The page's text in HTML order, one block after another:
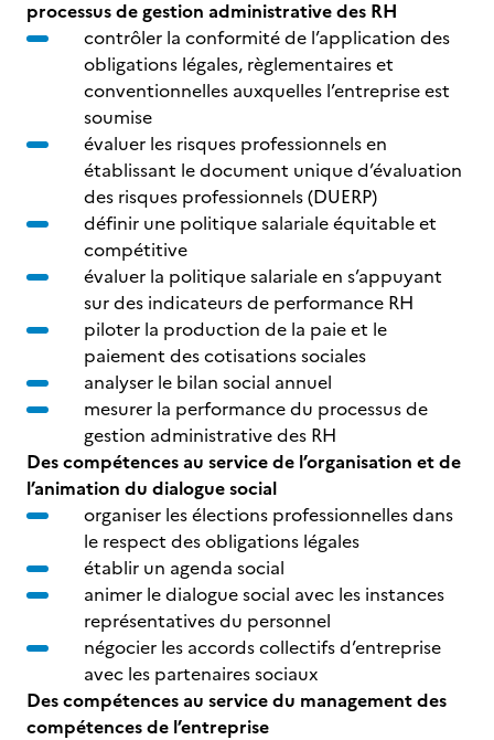
processus de gestion administrative des RH
contrôler la conformité de l’application des
obligations légales, règlementaires et
conventionnelles auxquelles l’entreprise est
soumise
évaluer les risques professionnels en
établissant le document unique d’évaluation
des risques professionnels (DUERP)
définir une politique salariale équitable et
compétitive
évaluer la politique salariale en s’appuyant
sur des indicateurs de performance RH
piloter la production de la paie et le
paiement des cotisations sociales
analyser le bilan social annuel
mesurer la performance du processus de
gestion administrative des RH
Des compétences au service de l’organisation et de
l’animation du dialogue social
organiser les élections professionnelles dans
le respect des obligations légales
établir un agenda social
animer le dialogue social avec les instances
représentatives du personnel
négocier les accords collectifs d’entreprise
avec les partenaires sociaux
Des compétences au service du management des
compétences de l’entreprise